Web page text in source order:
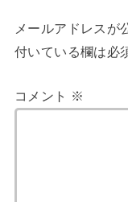
メールアドレスが
付いている欄は必
コメント ※